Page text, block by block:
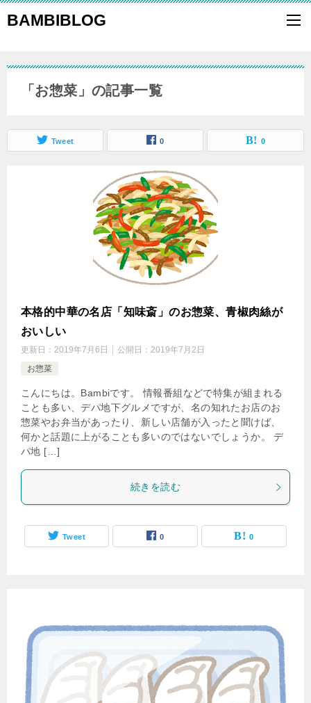
BAMBIBLOG
「お惣菜」の記事一覧
Tweet 0 0
本格的中華の名店「知味斎」のお惣菜、青椒肉絲が
おいしい
更新日： 2019年7月6日 公開日： 2019年7月2日
お惣菜
こんにちは。Bambiです。 情報番組などで特集が組まれる
ことも多い、デパ地下グルメですが、名の知れたお店のお
惣菜やお弁当があったり、新しい店舗が入ったと聞けば、
何かと話題に上がることも多いのではないでしょうか。 デ
パ地 […]
続きを読む
Tweet 0 0